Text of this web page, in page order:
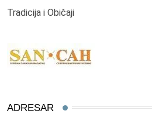
Tradicija i Običaji
ADRESAR